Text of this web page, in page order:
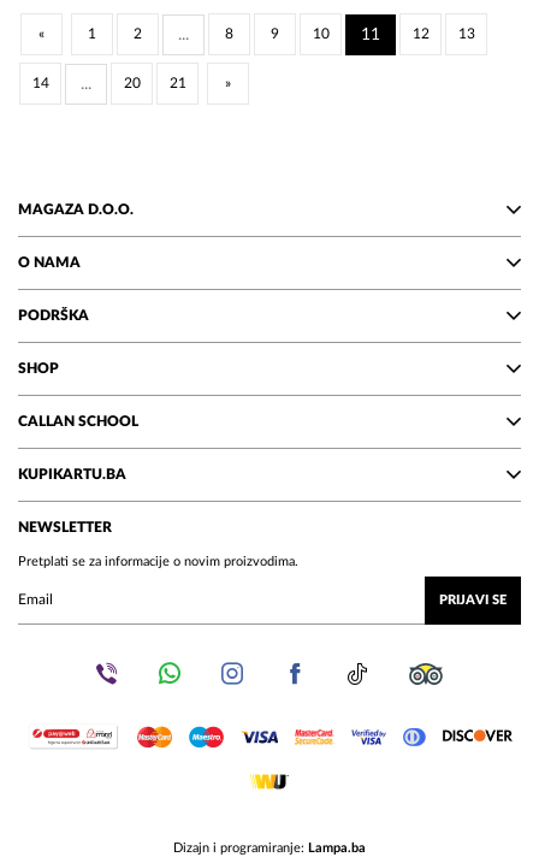
« 1 2 ... 8 9 10 11 12 13
14 ... 20 21 »
MAGAZA D.O.O.
O NAMA
PODRŠKA
SHOP
CALLAN SCHOOL
KUPIKARTU.BA
NEWSLETTER
Pretplati se za informacije o novim proizvodima.
PRIJAVI SE
Dizajn i programiranje: Lampa.ba